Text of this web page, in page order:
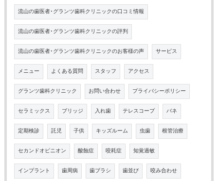
流山の歯医者･グランツ歯科クリニックの口コミ情報
流山の歯医者･グランツ歯科クリニックの評判
流山の歯医者･グランツ歯科クリニックのお客様の声 サービス
メニュー よくある質問 スタッフ アクセス
グランツ歯科クリニック お問い合わせ プライバシーポリシー
セラミックス ブリッジ 入れ歯 テレスコープ バネ
定期検診 託児 子供 キッズルーム 虫歯 根管治療
セカンドオピニオン 酸蝕症 咬耗症 知覚過敏
インプラント 歯周病 歯ブラシ 歯並び 咬み合わせ